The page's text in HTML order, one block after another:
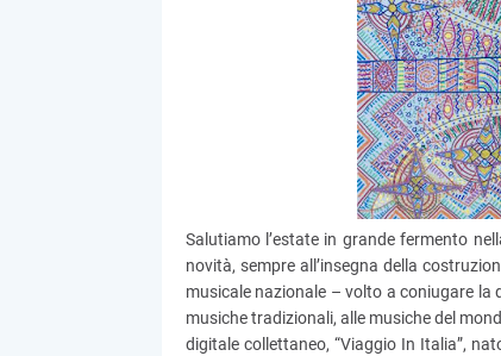
Salutiamo l’estate in grande fermento
novità, sempre all’insegna della
musicale nazionale – volto a coniugare
musiche tradizionali, alle musiche del
digitale collettaneo, “Viaggio In Italia”,